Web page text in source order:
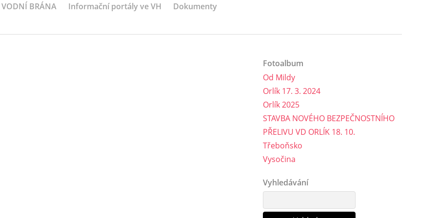
VODNÍ BRÁNA Informační portály ve VH Dokumenty
Fotoalbum
Od Mildy
Orlík 17. 3. 2024
Orlík 2025
STAVBA NOVÉHO BEZPEČNOSTNÍHO
PŘELIVU VD ORLÍK 18. 10.
Třeboňsko
Vysočina
Vyhledávání